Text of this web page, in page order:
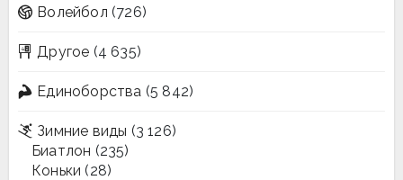
Волейбол (726)
Другое (4 635)
Единоборства (5 842)
Зимние виды (3 126)
Биатлон (235)
Коньки (28)